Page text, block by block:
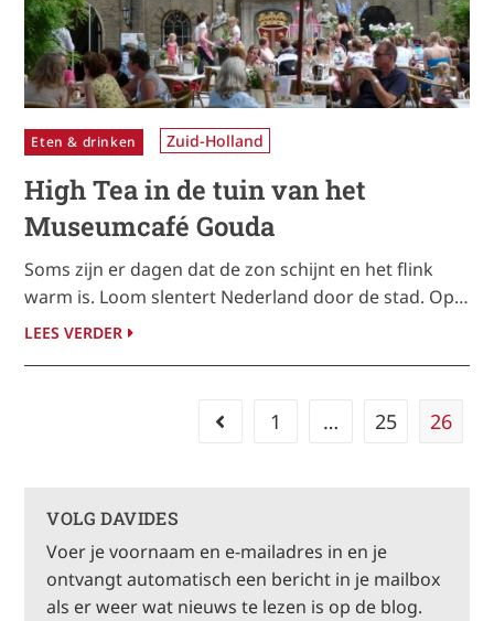
Eten & drinken Zuid-Holland
High Tea in de tuin van het
Museumcafé Gouda
Soms zijn er dagen dat de zon schijnt en het flink
warm is. Loom slentert Nederland door de stad. Op…
LEES VERDER
1 … 25 26
VOLG DAVIDES
Voer je voornaam en e-mailadres in en je
ontvangt automatisch een bericht in je mailbox
als er weer wat nieuws te lezen is op de blog.